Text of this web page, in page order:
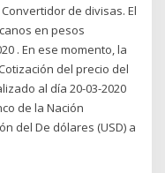
de divisas. El
en pesos
. En ese momento, la
del precio del
al día 20-03-2020
de la Nación
del De dólares (USD) a